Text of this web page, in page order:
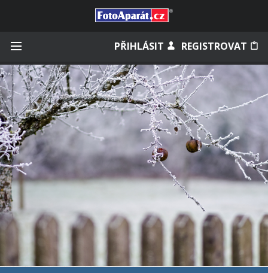
PŘIHLÁSIT REGISTROVAT
Zapamatovat
Zapomněli jste heslo?
Měli jste účet na starém webu?